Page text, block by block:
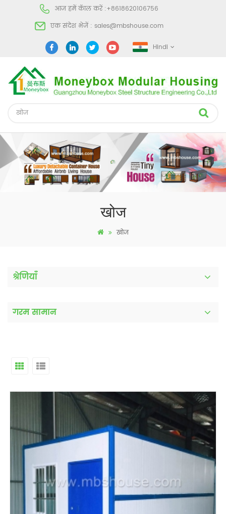
आज हमें कॅाल करें :+8618620106756
एक संदेश भेजें : sales@mbshouse.com
Hindi
खोज
खोज
श्रेणियाँ
गरम सामान